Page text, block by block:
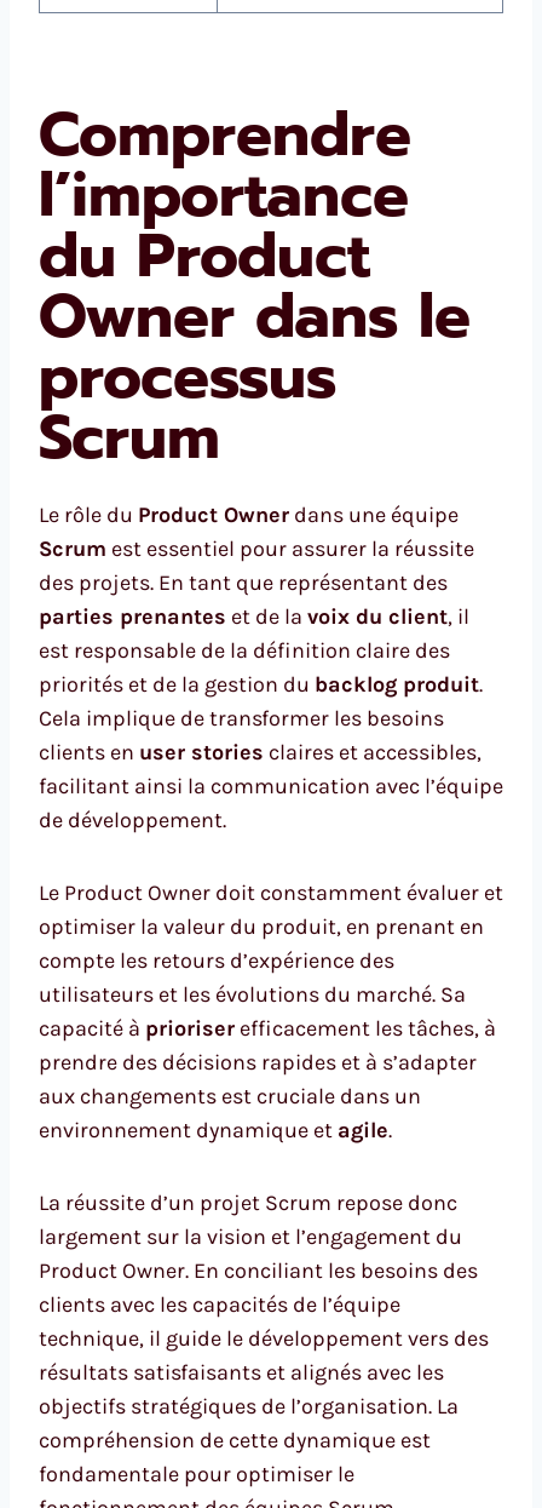
Comprendre
l’importance
du Product
Owner dans le
processus
Scrum
Le rôle du Product Owner dans une équipe
Scrum est essentiel pour assurer la réussite
des projets. En tant que représentant des
parties prenantes et de la voix du client, il
est responsable de la définition claire des
priorités et de la gestion du backlog produit.
Cela implique de transformer les besoins
clients en user stories claires et accessibles,
facilitant ainsi la communication avec l’équipe
de développement.
Le Product Owner doit constamment évaluer et
optimiser la valeur du produit, en prenant en
compte les retours d’expérience des
utilisateurs et les évolutions du marché. Sa
capacité à prioriser efficacement les tâches, à
prendre des décisions rapides et à s’adapter
aux changements est cruciale dans un
environnement dynamique et agile.
La réussite d’un projet Scrum repose donc
largement sur la vision et l’engagement du
Product Owner. En conciliant les besoins des
clients avec les capacités de l’équipe
technique, il guide le développement vers des
résultats satisfaisants et alignés avec les
objectifs stratégiques de l’organisation. La
compréhension de cette dynamique est
fondamentale pour optimiser le